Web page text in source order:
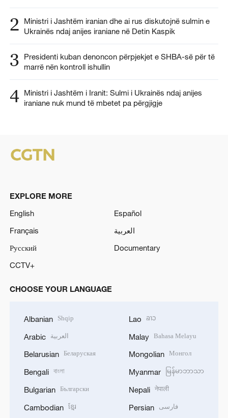
2
Ministri i Jashtëm iranian dhe ai rus diskutojnë sulmin e
Ukrainës ndaj anijes iraniane në Detin Kaspik
3
Presidenti kuban denoncon përpjekjet e SHBA-së për të
marrë nën kontroll ishullin
4 Ministri i Jashtëm i Iranit: Sulmi i Ukrainës ndaj anijes
iraniane nuk mund të mbetet pa përgjigje
EXPLORE MORE
English
Español
Français
العربية
Русский
Documentary
CCTV+
CHOOSE YOUR LANGUAGE
Albanian Shqip
Arabic العربية
Belarusian Беларуская
Bengali বাংলা
Bulgarian Български
Cambodian ខ្មែរ
Lao ລາວ
Malay Bahasa Melayu
Mongolian Монгол
Myanmar မြန်မာဘာသာ
Nepali नेपाली
Persian فارسی